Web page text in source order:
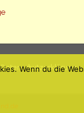
Wenn du die